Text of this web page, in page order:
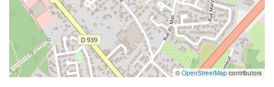
©OpenStreetMap contributors